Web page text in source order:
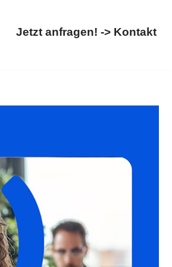
Jetzt anfragen! -> Kontakt